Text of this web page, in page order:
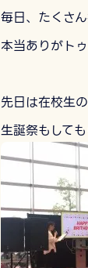
毎日、たくさ
本当ありがト
先日は在校生
生誕祭もして